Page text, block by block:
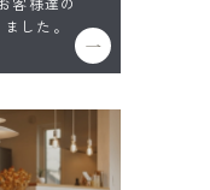
した。